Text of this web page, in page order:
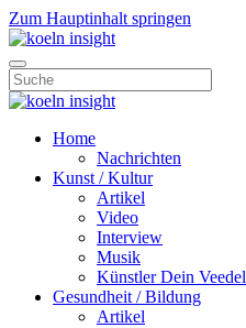
Zum Hauptinhalt springen
Home
Nachrichten
Kunst / Kultur
Artikel
Video
Interview
Musik
Künstler Dein Veedel
Gesundheit / Bildung
Artikel